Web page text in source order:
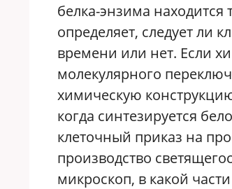
белка-энзима
определяет, следует ли
времени или нет. Если
молекулярного
химическую конструкцию
когда синтезируется
клеточный приказ на
производство
микроскоп, в какой